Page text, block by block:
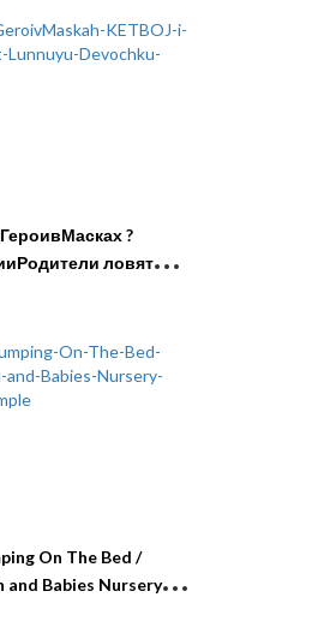
?
ловят
On The Bed /
and Babies Nursery